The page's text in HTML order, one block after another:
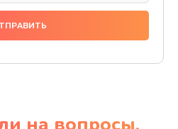
тачскрина
740 руб.